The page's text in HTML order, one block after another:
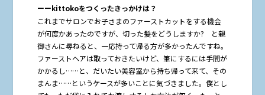
ーーkittokoをつくったきっかけは？
これまでサロンでお子さまのファーストカットをする機会
が何度かあったのですが、切った髪をどうしますか? と親
御さんに尋ねると、一応持って帰る方が多かったんですね。
ファーストヘアは取っておきたいけど、筆にするには手間が
かかるし……と、だいたい美容室から持ち帰って来て、その
まんま……というケースが多いことに気づきました。僕とし